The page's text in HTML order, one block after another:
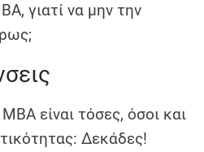
γιατί να μην την
είναι τόσες, όσοι και
Δεκάδες!